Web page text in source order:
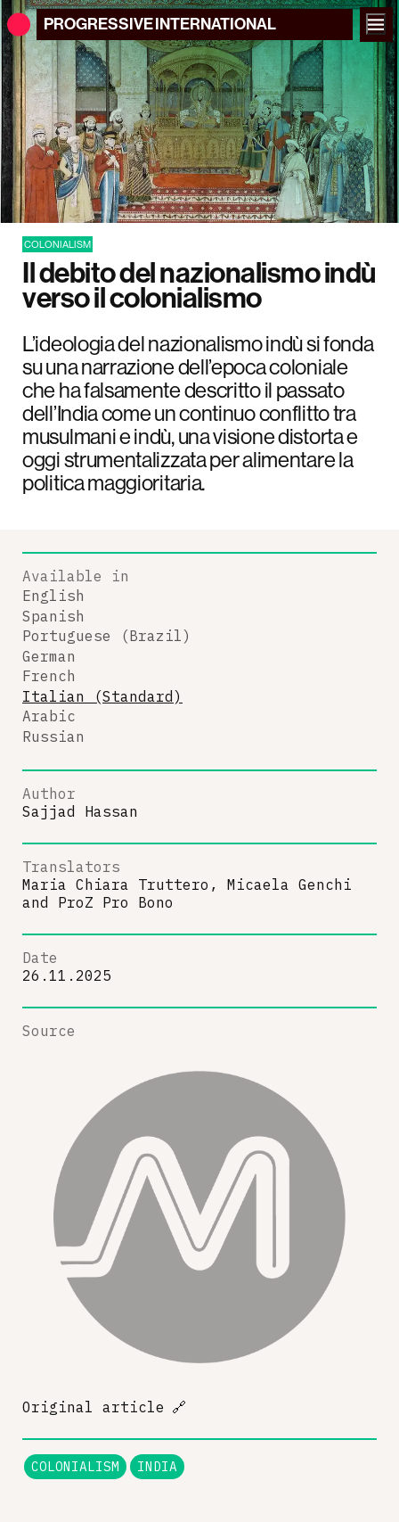
PROGRESSIVEINTERNATIONAL
COLONIALISM
Il debito del nazionalismo indù
verso il colonialismo
L’ideologia del nazionalismo indù si fonda
su una narrazione dell’epoca coloniale
che ha falsamente descritto il passato
dell’India come un continuo conflitto tra
musulmani e indù, una visione distorta e
oggi strumentalizzata per alimentare la
politica maggioritaria.
Available in
English
Spanish
Portuguese (Brazil)
German
French
Italian (Standard)
Arabic
Russian
Author
Sajjad Hassan
Translators
Maria Chiara Truttero, Micaela Genchi
and ProZ Pro Bono
Date
26.11.2025
Source
Original article 🔗
COLONIALISM INDIA